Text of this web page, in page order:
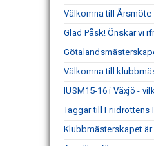
Välkomna till Årsmöte
Glad Påsk! Önskar vi
Välkomna till
IUSM15-16 i Växjö -
Taggar till Friidrottens
Klubbmästerskapet är